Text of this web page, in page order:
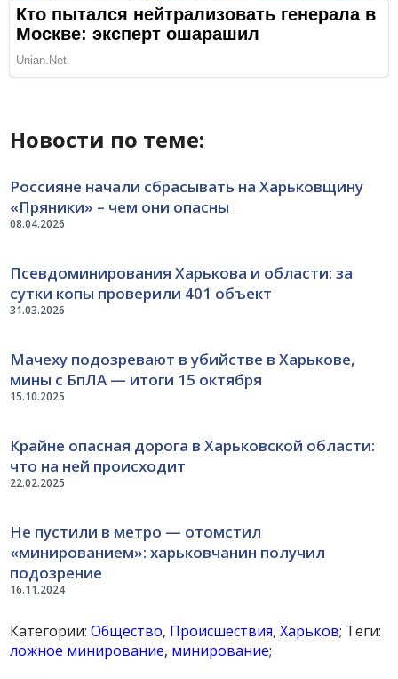
Новости по теме:
08.04.2026
Россияне начали сбрасывать на Харьковщину
«Пряники» – чем они опасны
31.03.2026
Псевдоминирования Харькова и области: за
сутки копы проверили 401 объект
15.10.2025
Мачеху подозревают в убийстве в Харькове,
мины с БпЛА — итоги 15 октября
22.02.2025
Крайне опасная дорога в Харьковской области:
что на ней происходит
16.11.2024
Не пустили в метро — отомстил
«минированием»: харьковчанин получил
подозрение
Категории:Общество, Происшествия,Харьков; Теги:
ложное минирование, минирование;